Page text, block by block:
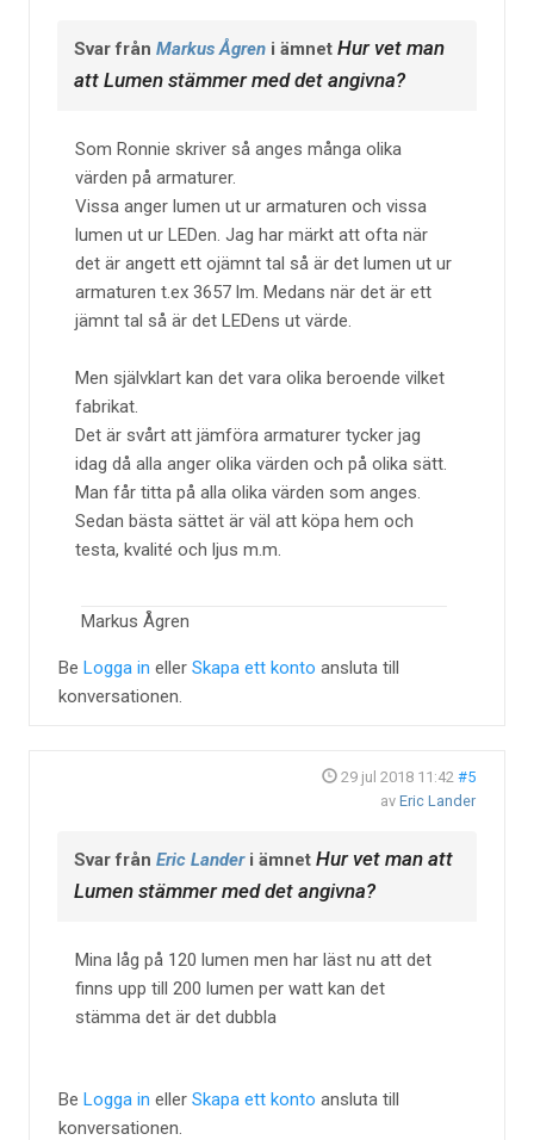
Svar från Markus Ågren i ämnet Hur vet man
att Lumen stämmer med det angivna?
Som Ronnie skriver så anges många olika
värden på armaturer.
Vissa anger lumen ut ur armaturen och vissa
lumen ut ur LEDen. Jag har märkt att ofta när
det är angett ett ojämnt tal så är det lumen ut ur
armaturen t.ex 3657 lm. Medans när det är ett
jämnt tal så är det LEDens ut värde.
Men självklart kan det vara olika beroende vilket
fabrikat.
Det är svårt att jämföra armaturer tycker jag
idag då alla anger olika värden och på olika sätt.
Man får titta på alla olika värden som anges.
Sedan bästa sättet är väl att köpa hem och
testa, kvalité och ljus m.m.
Markus Ågren
Be Logga in eller Skapa ett konto ansluta till
konversationen.
29 jul 2018 11:42 #5
av Eric Lander
Svar från Eric Landeri ämnet Hur vet man att
Lumen stämmer med det angivna?
Mina låg på 120 lumen men har läst nu att det
finns upp till 200 lumen per watt kan det
stämma det är det dubbla
Be Logga in eller Skapa ett konto ansluta till
konversationen.